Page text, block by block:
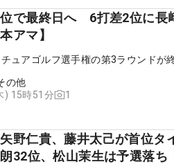
で最終日へ 6打差2位に長
アマ】
ュアゴルフ選手権の第3ラウンドが
の他
) 15時51分
1
野仁貴、藤井太己が首位タ
32位、松山茉生は予選落ち